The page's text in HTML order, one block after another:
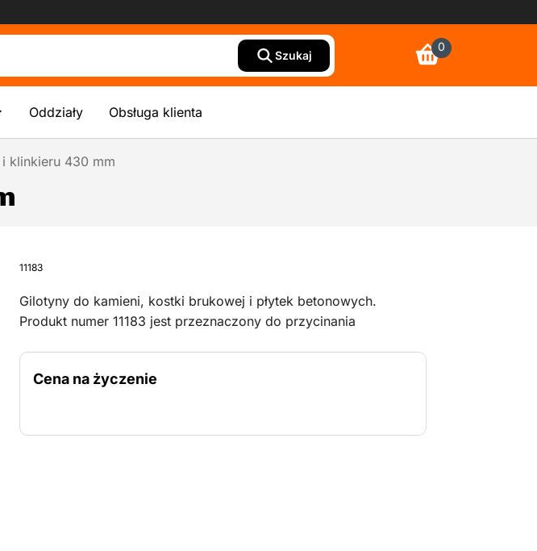
Szukaj
0
Oddziały Obsługa klienta
klinkieru 430 mm
11183
Gilotyny do kamieni, kostki brukowej i płytek betonowych.
Produkt numer 11183 jest przeznaczony do przycinania
Cena na życzenie